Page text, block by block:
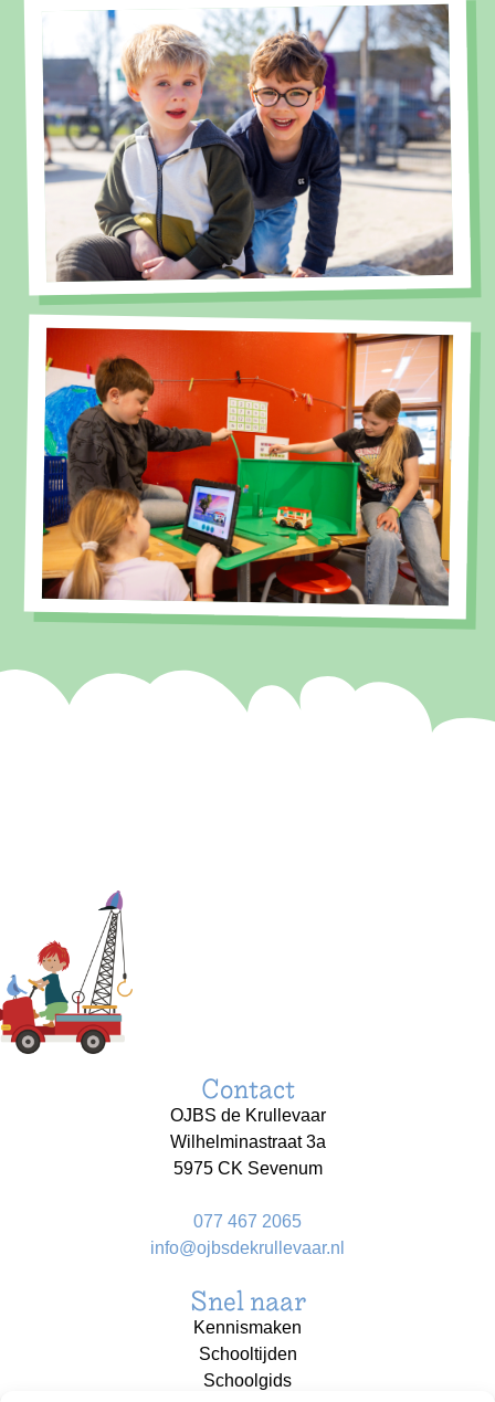
Contact
OJBS de Krullevaar
Wilhelminastraat 3a
5975 CK Sevenum
077 467 2065
info@ojbsdekrullevaar.nl
Snel naar
Kennismaken
Schooltijden
Schoolgids